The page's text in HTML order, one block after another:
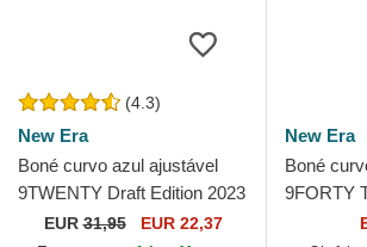
(4.3)
New Era
Boné curvo azul ajustável
9TWENTY Draft Edition 2023
da Golden State Warriors
EUR31,95 EUR 22,37
New Era
Boné
9FORTY
Miami